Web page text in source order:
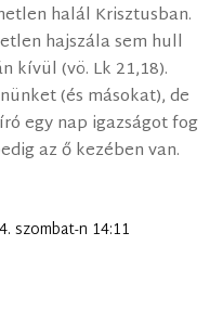
halál Krisztusban.
hajszála sem hull
kívül (vö. Lk 21,18).
(és másokat), de
egy nap igazságot fog
az ő kezében van.
szombat-n 14:11